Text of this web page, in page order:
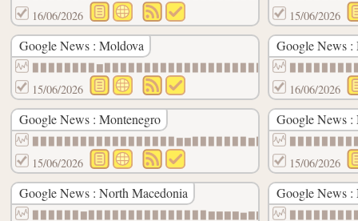
16/06/2026 15/06/2026
Google News : Moldova
15/06/2026
Google News :
16/06/2026
Google News : Montenegro
15/06/2026
Google News :
15/06/2026
Google News : North Macedonia Google News